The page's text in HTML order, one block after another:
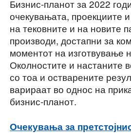
Бизнис-планот за 2022
очекувањата, проекциите
на тековните и на новите
производи, достапни за
моментот на изготвување
Околностите и настаните
со тоа и остварените
варираат во однос на
бизнис-планот.
Очекувања за